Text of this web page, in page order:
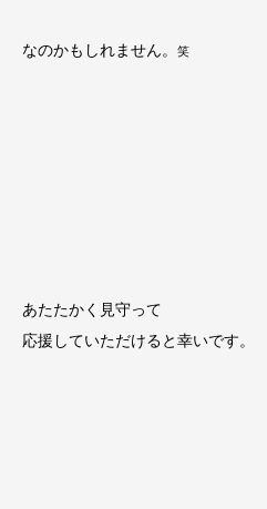
なのかもしれません。 笑
あたたかく見守って
応援していただけると幸いです。